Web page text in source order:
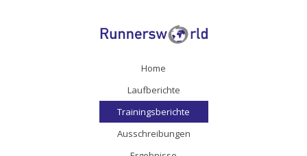
Home
Laufberichte
Trainingsberichte
Ausschreibungen